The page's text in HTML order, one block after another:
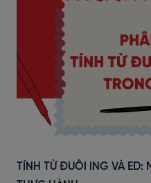
TÍNH TỪ ĐUÔI ING VÀ ED: